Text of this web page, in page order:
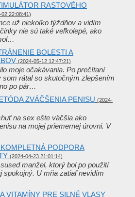
RASTOVÉHO
22:08:41)
už niekoľko týždňov a vidím
nie sú také veľkolepé, ako
BOLESTI A
(2024-05-12 12:47:21)
moje očakávania. Po prečítaní
som rátal so skutočným zlepšením
po pár…
ZVÄČŠENIA PENISU (2024-
na sex ešte väčšia ako
na mojej priemernej úrovni. V
PODPORA
(2024-04-23 21:01:14)
manžel, ktorý bol po použití
spokojný. U mňa zatiaľ nevidím
VITAMÍNY PRE SILNÉ VLASY